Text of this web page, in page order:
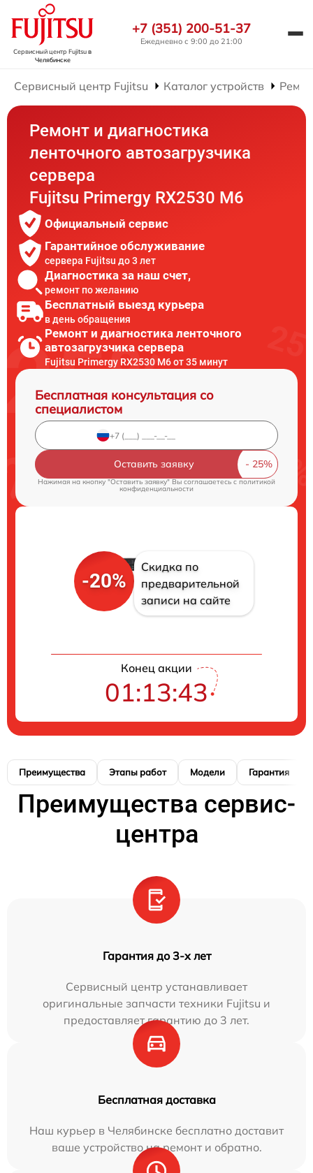
Сервисный центр Fujitsuв
Челябинске
+7 (351) 200-51-37
Ежедневно с 9:00 до 21:00
Сервисный центр Fujitsu Каталог устройств
Ремонт и диагностика
ленточного автозагрузчика
сервера
Fujitsu Primergy RX2530 M6
Официальный сервис
Гарантийное обслуживание
сервера Fujitsu до 3 лет
Диагностика за наш счет,
ремонт по желанию
Бесплатный выезд курьера
в день обращения
Ремонт и диагностика ленточного
автозагрузчика сервера
Fujitsu Primergy RX2530 M6 от 35 минут
Бесплатная консультация со
специалистом
Оставить заявку
Нажимая на кнопку "Оставить заявку" Вы соглашаетесь cполитикой
конфиденциальности
-20%
Скидка по
предварительной
записи на сайте
Конец акции
01:13:42
Преимущества Этапы работ Модели Гарантия
Преимущества сервис-
центра
Гарантия до 3-х лет
Сервисный центр устанавливает
оригинальные запчасти техники Fujitsu и
предоставляет гарантию до 3 лет.
Бесплатная доставка
Наш курьер в Челябинске бесплатно доставит
ваше устройство на ремонт и обратно.